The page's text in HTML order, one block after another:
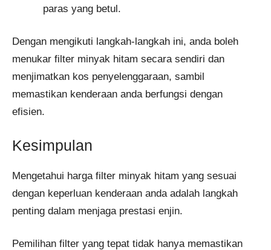
paras yang betul.
Dengan mengikuti langkah-langkah ini, anda boleh
menukar filter minyak hitam secara sendiri dan
menjimatkan kos penyelenggaraan, sambil
memastikan kenderaan anda berfungsi dengan
efisien.
Kesimpulan
Mengetahui harga filter minyak hitam yang sesuai
dengan keperluan kenderaan anda adalah langkah
penting dalam menjaga prestasi enjin.
Pemilihan filter yang tepat tidak hanya memastikan